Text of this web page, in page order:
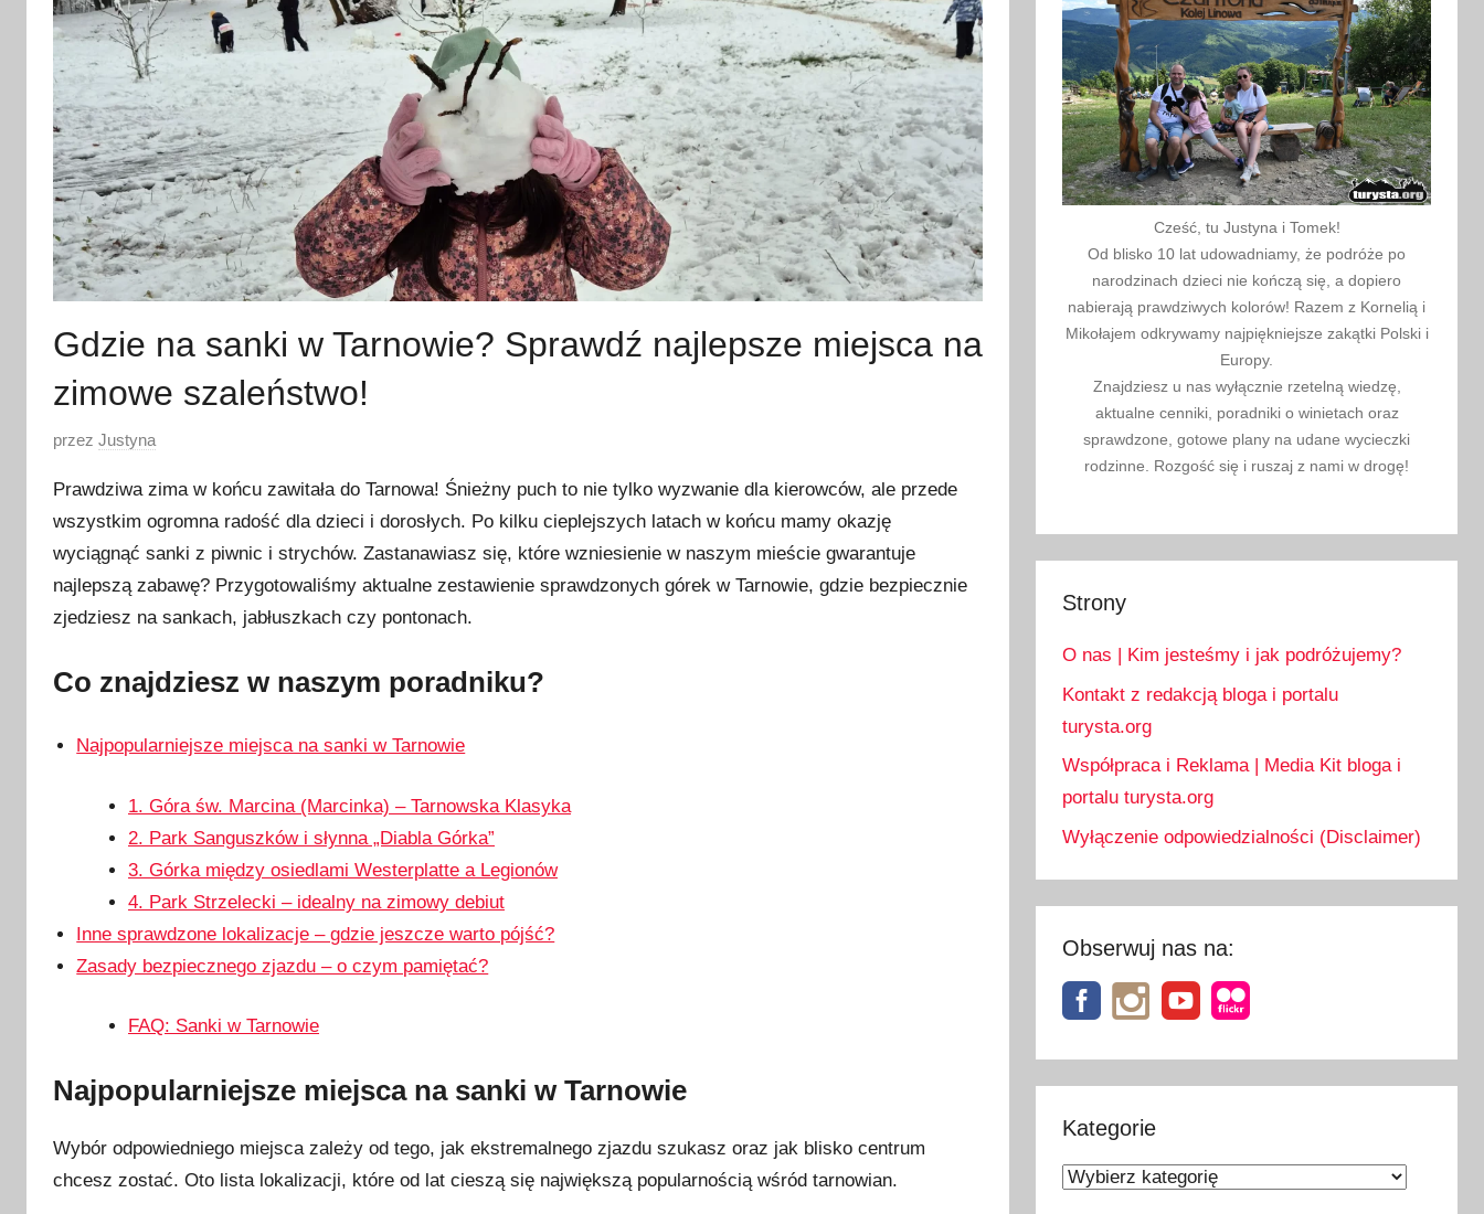
Gdzie na sanki w Tarnowie? Sprawdź najlepsze miejsca na
zimowe szaleństwo!
O
u
b
l
i
k
w
a
c
0
6
przez Justyna
Prawdziwa zima w końcu zawitała do Tarnowa! Śnieżny puch to nie tylko wyzwanie dla kierowców, ale przede
wszystkim ogromna radość dla dzieci i dorosłych. Po kilku cieplejszych latach w końcu mamy okazję
wyciągnąć sanki z piwnic i strychów. Zastanawiasz się, które wzniesienie w naszym mieście gwarantuje
najlepszą zabawę? Przygotowaliśmy aktualne zestawienie sprawdzonych górek w Tarnowie, gdzie bezpiecznie
zjedziesz na sankach, jabłuszkach czy pontonach.
Co znajdziesz w naszym poradniku?
Najpopularniejsze miejsca na sanki w Tarnowie
1. Góra św. Marcina (Marcinka) – Tarnowska Klasyka
2. Park Sanguszków i słynna „Diabla Górka”
3. Górka między osiedlami Westerplatte a Legionów
4. Park Strzelecki – idealny na zimowy debiut
Inne sprawdzone lokalizacje – gdzie jeszcze warto pójść?
Zasady bezpiecznego zjazdu – o czym pamiętać?
FAQ: Sanki w Tarnowie
Najpopularniejsze miejsca na sanki w Tarnowie
Wybór odpowiedniego miejsca zależy od tego, jak ekstremalnego zjazdu szukasz oraz jak blisko centrum
chcesz zostać. Oto lista lokalizacji, które od lat cieszą się największą popularnością wśród tarnowian.
Cześć, tu Justyna i Tomek!
Od blisko 10 lat udowadniamy, że podróże po
narodzinach dzieci nie kończą się, a dopiero
nabierają prawdziwych kolorów! Razem z Kornelią i
Mikołajem odkrywamy najpiękniejsze zakątki Polski i
Europy.
Znajdziesz u nas wyłącznie rzetelną wiedzę,
aktualne cenniki, poradniki o winietach oraz
sprawdzone, gotowe plany na udane wycieczki
rodzinne. Rozgość się i ruszaj z nami w drogę!
Strony
O nas | Kim jesteśmy i jak podróżujemy?
Kontakt z redakcją bloga i portalu
turysta.org
Współpraca i Reklama | Media Kit bloga i
portalu turysta.org
Wyłączenie odpowiedzialności (Disclaimer)
Obserwuj nas na:
Kategorie
Kategorie